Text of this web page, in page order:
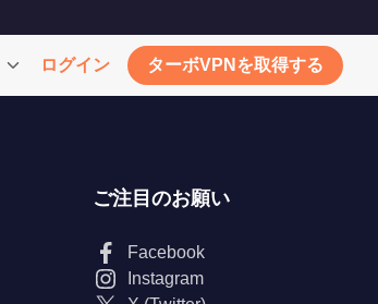
ログイン ターボVPNを取得する
ご注目のお願い
Facebook
Instagram